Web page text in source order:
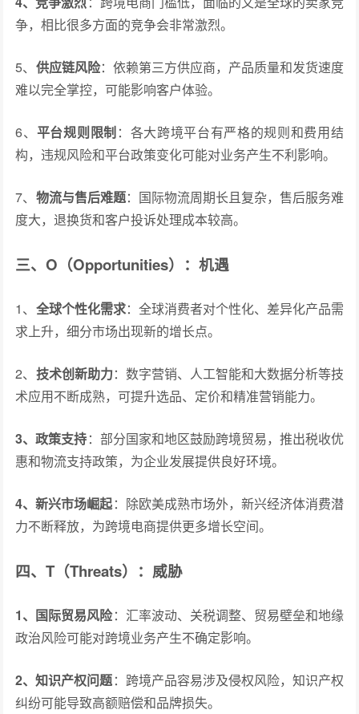
争，相比很多方面的竞争会非常激烈。
5、 供应链风险：依赖第三方供应商，产品质量和发货速度
难以完全掌控，可能影响客户体验。
6、 平台规则限制：各大跨境平台有严格的规则和费用结
构，违规风险和平台政策变化可能对业务产生不利影响。
7、 物流与售后难题：国际物流周期长且复杂，售后服务难
度大，退换货和客户投诉处理成本较高。
三、O（Opportunities）：机遇
1、 全球个性化需求：全球消费者对个性化、差异化产品需
求上升，细分市场出现新的增长点。
2、 技术创新助力：数字营销、人工智能和大数据分析等技
术应用不断成熟，可提升选品、定价和精准营销能力。
3、政策支持：部分国家和地区鼓励跨境贸易，推出税收优
惠和物流支持政策，为企业发展提供良好环境。
4、新兴市场崛起：除欧美成熟市场外，新兴经济体消费潜
力不断释放，为跨境电商提供更多增长空间。
四、T（Threats）：威胁
1、国际贸易风险：汇率波动、关税调整、贸易壁垒和地缘
政治风险可能对跨境业务产生不确定影响。
2、知识产权问题：跨境产品容易涉及侵权风险，知识产权
纠纷可能导致高额赔偿和品牌损失。